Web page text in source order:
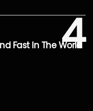
4
Fast In The World